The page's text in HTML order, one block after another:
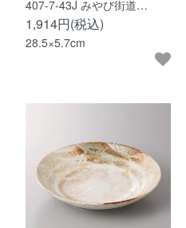
407-7-43J みやび街道…
1,914円(税込)
28.5×5.7cm